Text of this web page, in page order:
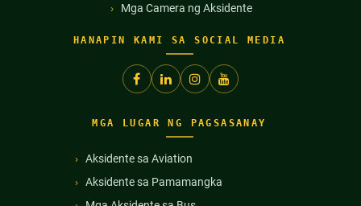
Mga Camera ng Aksidente
HANAPIN KAMI SA SOCIAL MEDIA
MGA LUGAR NG PAGSASANAY
Aksidente sa Aviation
Aksidente sa Pamamangka